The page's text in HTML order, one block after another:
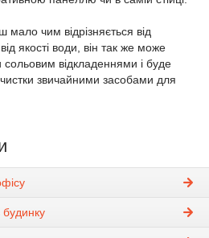
мало чим відрізняється від
якості води, він так же може
відкладеннями і буде
звичайними засобами для